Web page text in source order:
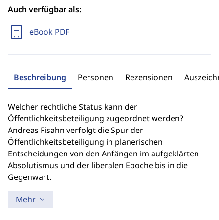
Auch verfügbar als:
eBook PDF
Beschreibung Personen Rezensionen
Welcher rechtliche Status kann der
Öffentlichkeitsbeteiligung zugeordnet werden?
Andreas Fisahn verfolgt die Spur der
Öffentlichkeitsbeteiligung in planerischen
Entscheidungen von den Anfängen im aufgeklärten
Absolutismus und der liberalen Epoche bis in die
Gegenwart.
Mehr